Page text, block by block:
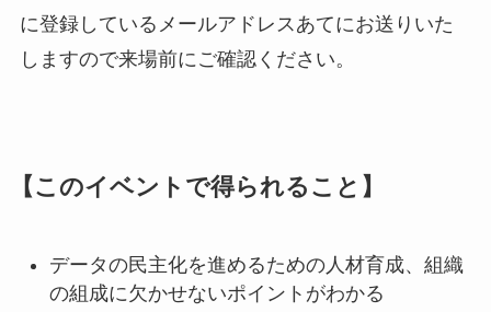
に登録しているメールアドレスあてにお送りいた
しますので来場前にご確認ください。
【このイベントで得られること】
データの民主化を進めるための人材育成、組織
の組成に欠かせないポイントがわかる